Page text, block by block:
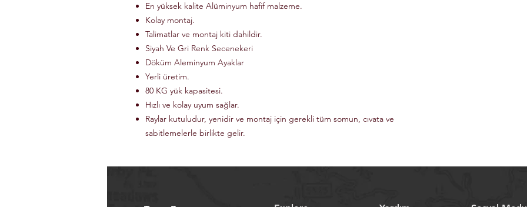
En yüksek kalite Alüminyum hafif malzeme.
Kolay montaj.
Talimatlar ve montaj kiti dahildir.
Siyah Ve Gri Renk Secenekeri
Döküm Aleminyum Ayaklar
Yerli üretim.
80 KG yük kapasitesi.
Hızlı ve kolay uyum sağlar.
Raylar kutuludur, yenidir ve montaj için gerekli tüm somun, cıvata ve
sabitlemelerle birlikte gelir.